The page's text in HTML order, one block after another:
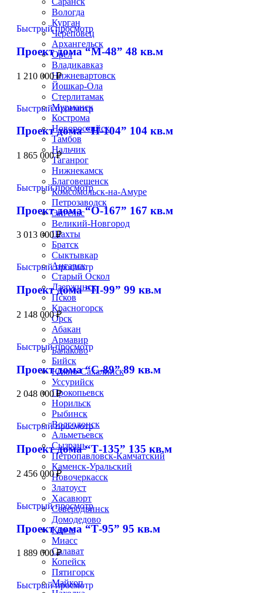
Вологда
Курган
Череповец
Архангельск
Орел
Владикавказ
Нижневартовск
Йошкар-Ола
Стерлитамак
Мурманск
Кострома
Новороссийск
Тамбов
Нальчик
Таганрог
Нижнекамск
Благовещенск
Комсомольск-на-Амуре
Петрозаводск
Энгельс
Великий-Новгород
Шахты
Братск
Сыктывкар
Ангарск
Старый Оскол
Дзержинск
Псков
Красногорск
Орск
Абакан
Армавир
Балаково
Бийск
Южно-Сахалинск
Уссурийск
Прокопьевск
Норильск
Рыбинск
Волгодонск
Альметьевск
Сызрань
Петропавловск-Камчатский
Каменск-Уральский
Новочеркасск
Златоуст
Хасавюрт
Северодвинск
Домодедово
Керчь
Миасс
Салават
Копейск
Пятигорск
Майкоп
Быстрый просмотр
Проект дома “М-48” 48 кв.м
1 210 000₽
Быстрый просмотр
Проект дома “Н-104” 104 кв.м
1 865 000₽
Быстрый просмотр
Проект дома “О-167” 167 кв.м
3 013 000₽
Быстрый просмотр
Проект дома “П-99” 99 кв.м
2 148 000₽
Быстрый просмотр
Проект дома “С-89” 89 кв.м
2 048 000₽
Быстрый просмотр
Проект дома “Т-135” 135 кв.м
2 456 000₽
Быстрый просмотр
Проект дома “Т-95” 95 кв.м
1 889 000₽
Быстрый просмотр